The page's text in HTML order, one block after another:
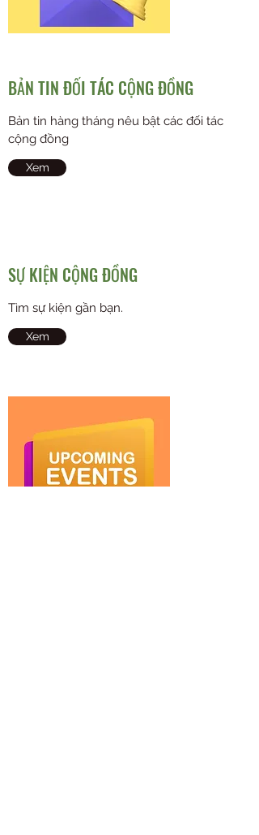
BẢN TIN ĐỐI TÁC CỘNG ĐỒNG
Bản tin hàng tháng nêu bật các đối tác
cộng đồng
Xem
SỰ KIỆN CỘNG ĐỒNG
Tìm sự kiện gần bạn.
Xem